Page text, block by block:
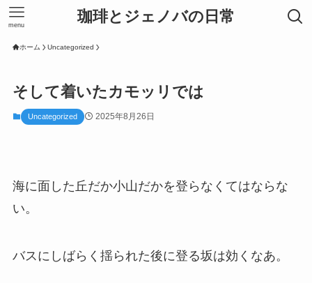
珈琲とジェノバの日常
menu
ホーム Uncategorized
そして着いたカモッリでは
Uncategorized 2025年8月26日
海に面した丘だか小山だかを登らなくてはならな
い。
バスにしばらく揺られた後に登る坂は効くなあ。